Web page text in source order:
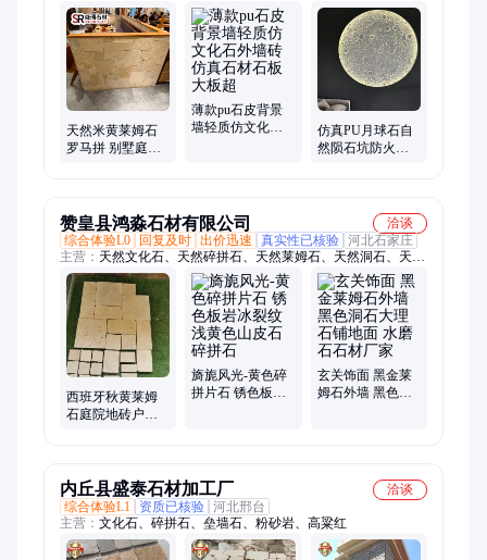
天然米黄莱姆石
罗马拼 别墅庭院
薄款pu石皮背景
墙轻质仿文化石
仿真PU月球石自
然陨石坑防火阻
赞皇县鸿淼石材有限公司
洽谈
综合体验L0
回复及时 出价迅速 真实性已核验 河北石家庄
主营： 天然文化石、天然碎拼石、天然莱姆石、天然洞石、天然
石皮墙石材、黄色文化石、灰色文化石、黑色文化石、绿色文化
石、白色文化石、灰色碎拼石、黄色碎拼石、黑色莱姆石、米黄
色莱姆石、罗曼米黄莱姆石、皮革面莱姆石、哑光面莱姆石、米
黄色洞石文化石、虎皮石碎拼、锈色文化石、锈色碎拼石、黄木
纹文化石、黄木纹碎拼石、黄砂岩文化石、天然火山岩
西班牙秋黄莱姆
石庭院地砖户外
旖旎风光-黄色碎
拼片石 锈色板岩
玄关饰面 黑金莱
姆石外墙 黑色洞
内丘县盛泰石材加工厂
洽谈
综合体验L1
资质已核验 河北邢台
主营： 文化石、碎拼石、垒墙石、粉砂岩、高粱红